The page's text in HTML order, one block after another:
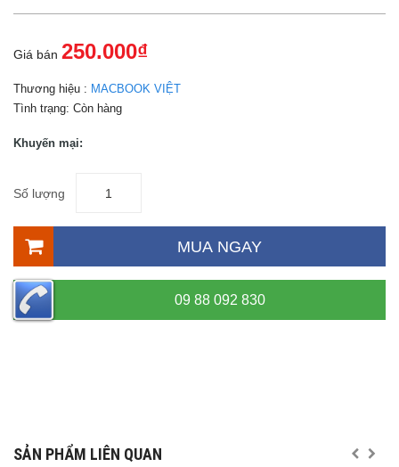
Giá bán 250.000₫
Thương hiệu : MACBOOK VIỆT
Tình trạng: Còn hàng
Khuyến mại:
Số lượng
MUA NGAY
09 88 092 830
SẢN PHẨM LIÊN QUAN